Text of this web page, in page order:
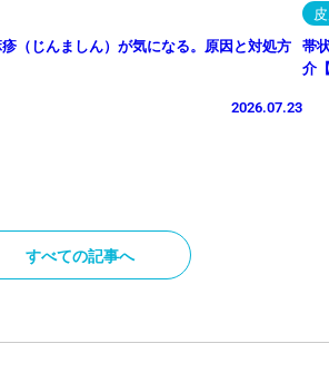
（じんましん）が気になる。原因と対処方
2026.07.23
帯
介
すべての記事へ